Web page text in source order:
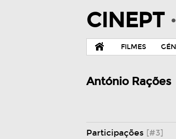
CINEPT
FILMES
António Rações
Participações [#3]